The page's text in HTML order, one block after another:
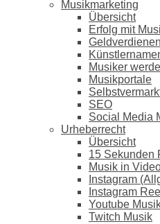
Musikmarketing
Übersicht
Erfolg mit
Musiker
Musikportale
SEO
Social Media
Urheberrecht
Übersicht
15 Sekunden
Musik in
Instagram
Instagram
Youtube
Twitch Musik